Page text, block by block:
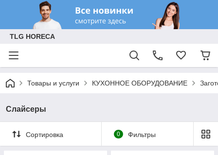
TLG HORECA
Товары и услуги КУХОННОЕ ОБОРУДОВАНИЕ
Слайсеры
Сортировка 0 Фильтры